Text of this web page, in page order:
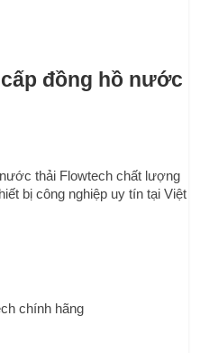
đồng hồ nước
thải Flowtech chất lượng
bị công nghiệp uy tín tại Việt
chính hãng